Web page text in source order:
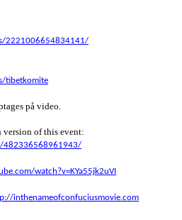
2221006654834141/
tibetkomite
på video.
version of this event:
482336568961943/
watch?v=KYa55jk2uVI
inthenameofconfuciusmovie.com